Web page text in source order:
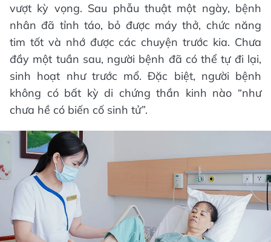
vượt kỳ vọng. Sau phẫu thuật một ngày, bệnh
nhân đã tỉnh táo, bỏ được máy thở, chức năng
tim tốt và nhớ được các chuyện trước kia. Chưa
đầy một tuần sau, người bệnh đã có thể tự đi lại,
sinh hoạt như trước mổ. Đặc biệt, người bệnh
không có bất kỳ di chứng thần kinh nào “như
chưa hề có biến cố sinh tử”.